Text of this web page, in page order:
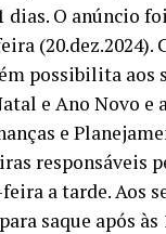
dias. O anúncio
(20.dez.2024).
possibilita aos
e Ano Novo e
e
responsáveis
a tarde. Aos
saque após